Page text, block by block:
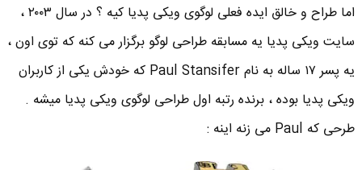
اما طراح و خالق ایده فعلی لوگوی ویکی پدیا کیه ؟ در سال ۲۰۰۳ ،
سایت ویکی پدیا یه مسابقه طراحی لوگو برگزار می کنه که توی اون ،
یه پسر ۱۷ ساله به نام Paul Stansifer که خودش یکی از کاربران
ویکی پدیا بوده ، برنده رتبه اول طراحی لوگوی ویکی پدیا میشه .
طرحی که Paul می زنه اینه :